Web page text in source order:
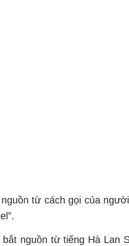
từ cách gọi của
nguồn từ tiếng Hà Lan